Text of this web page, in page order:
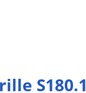
S180.1